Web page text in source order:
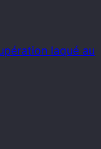
laqué au